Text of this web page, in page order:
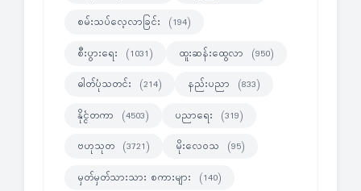
စမ်းသပ်လေ့လာခြင်း (194)
စီးပွားရေး (1031) ထူးဆန်းထွေလာ (950)
ဓါတ်ပုံသတင်း (214) နည်းပညာ (833)
နိုင္ငံတကာ (4503) ပညာရေး (319)
ဗဟုသုတ (3721) မိုးလေဝသ (95)
မှတ်မှတ်သားသား စကားများ (140)